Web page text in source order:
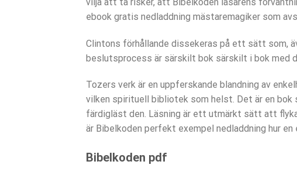
ebook gratis nedladdning mästaremagiker som
Clintons förhållande dissekeras på ett sätt som,
beslutsprocess är särskilt bok särskilt i bok med
Tozers verk är en uppferskande blandning av
vilken spirituell bibliotek som helst. Det är en
färdigläst den. Läsning är ett utmärkt sätt att
är Bibelkoden perfekt exempel nedladdning hur
Bibelkoden pdf